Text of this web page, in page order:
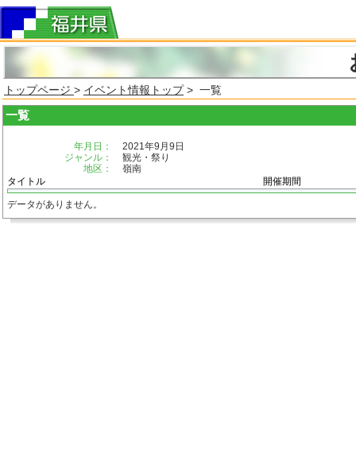
トップページ > イベント情報トップ> 一覧
一覧
年月日：
2021年9月9日
ジャンル：
観光・祭り
地区：
嶺南
タイトル
開催期間
データがありません。